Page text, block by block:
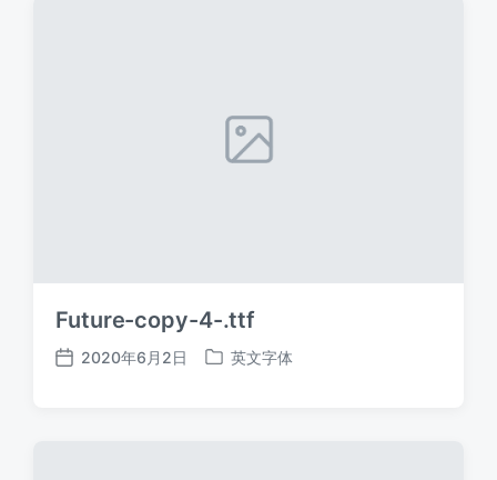
Future-copy-4-.ttf
发
2020年6月2日
发
英文字体